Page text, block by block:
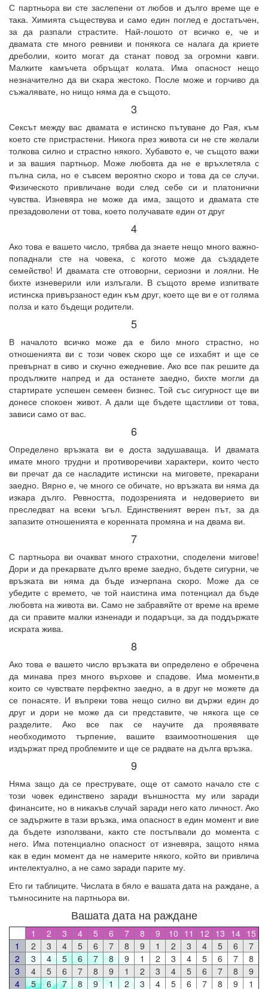
С партньора ви сте заслепени от любов и дълго време ще е
така. Химията съществува и само един поглед е достатъчен,
за да разпали страстите. Най-лошото от всичко е, че и
двамата сте много ревниви и понякога се налага да криете
дреболии, които могат да станат повод за огромни кавги.
Малките камъчета обръщат колата. Има опасност нещо
незначително да ви скара жестоко. После може и горчиво да
съжалявате, но нищо няма да е същото.
3
Сексът между вас двамата е истинско пътуване до Рая, към
което сте пристрастени. Никога през живота си не сте желали
толкова силно и страстно някого. Хубавото е, че същото важи
и за вашия партньор. Може любовта да не е връхлетяла с
пълна сила, но е съвсем вероятно скоро и това да се случи.
Физическото привличане води след себе си и платонични
чувства. Изневяра не може да има, защото и двамата сте
презадоволени от това, което получавате един от друг
4
Ако това е вашето число, трябва да знаете нещо много важно-
попаднали сте на човека, с когото може да създадете
семейство! И двамата сте отговорни, сериозни и лоялни. Не
бихте изневерили или излъгали. В същото време изпитвате
истинска привързаност един към друг, което ще ви е от голяма
полза и като бъдещи родители.
5
В началото всичко може да е било много страстно, но
отношенията ви с този човек скоро ще се изхабят и ще се
превърнат в сиво и скучно ежедневие. Ако все пак решите да
продължите напред и да останете заедно, бихте могли да
стартирате успешен семеен бизнес. Той със сигурност ще ви
донесе спокоен живот. А дали ще бъдете щастливи от това,
зависи само от вас.
6
Определено връзката ви е доста задушаваща. И двамата
имате много трудни и противоречиви характери, които често
ви пречат да се насладите истински на миговете, прекарани
заедно. Вярно е, че много се обичате, но връзката ви няма да
изкара дълго. Ревността, подозренията и недоверието ви
преследват на всеки ъгъл. Единственият верен път, за да
запазите отношенията е коренната промяна и на двама ви.
7
С партньора ви очакват много страхотни, споделени мигове!
Дори и да прекарвате дълго време заедно, бъдете сигурни, че
връзката ви няма да бъде изчерпана скоро. Може да се
убедите с времето, че той наистина има потенциал да бъде
любовта на живота ви. Само не забравяйте от време на време
да си правите малки изненади и подаръци, за да поддържате
искрата жива.
8
Ако това е вашето число връзката ви определено е обречена
да минава през много върхове и спадове. Има моменти,в
които се чувствате перфектно заедно, а в друг не можете да
се понасяте. И въпреки това нещо силно ви държи един до
друг и дори не може да си представите, че някога ще се
разделите. Ако все пак се научите да проявявате
необходимото търпение, вашите взаимоотношения ще
издържат пред проблемите и ще се радвате на дълга връзка.
9
Няма защо да се преструвате, още от самото начало сте с
този човек единствено заради външността му или заради
финансите, но в никакъв случай заради него като личност. Ако
се задържите в тази връзка, има опасност в един момент и вие
да бъдете използвани, както сте постъпвали до момента с
него. Има потенциално опасност от изневяра, защото няма
как в един момент да не намерите някого, който ви привлича
интелектуално, а не само заради парите му.
Ето ги таблиците. Числата в бяло е вашата дата на раждане, а
тъмносините на партньора ви.
Вашата дата на раждане
1 2 3 4 5 6 7 8 9 10 11 12 13 14 15
1
2 3 4 5 6 7 8 9 1 2 3 4 5 6
7
2
3 4 5 6 7 8 9 1 2 3 4 5 6 7
8
3
4 5 6 7 8 9 1 2 3 4 5 6 7 8
9
4
5 6 7 8 9 1 2 3 4 5 6 7 8 9 1